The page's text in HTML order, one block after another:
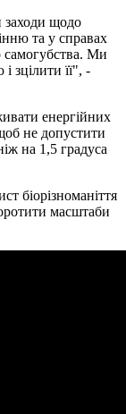
заходи щодо
та у справах
самогубства. Ми
зцілити її", -
енергійних
не допустити
на 1,5 градуса
біорізноманіття
масштаби